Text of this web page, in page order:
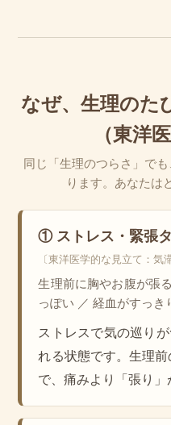
なぜ、生理のた
（東洋
同じ「生理のつらさ」で
ります。あなたは
① ストレス・緊張
〔東洋医学的な見立て：気
生理前に胸やお腹が張
っぽい ／ 経血がすっき
ストレスで気の巡り
れる状態です。生理
で、痛みより「張り」